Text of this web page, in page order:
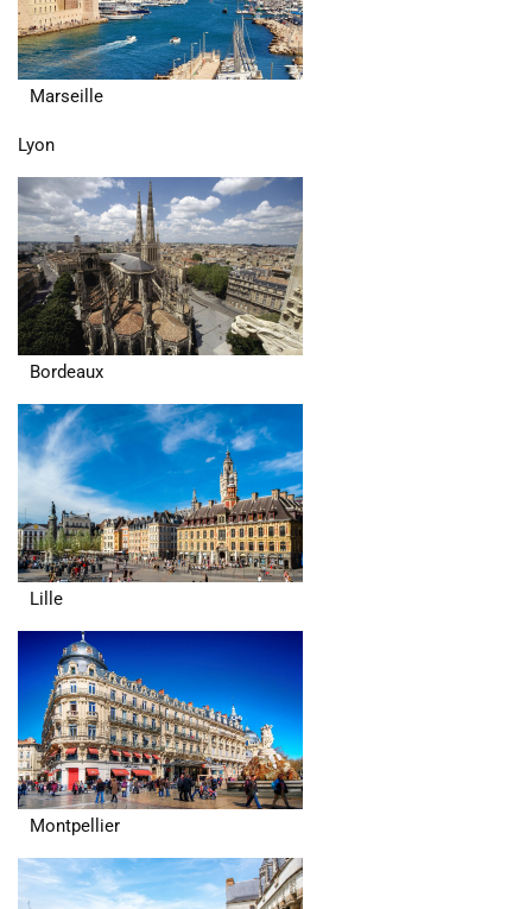
Marseille
Lyon
Bordeaux
Lille
Montpellier